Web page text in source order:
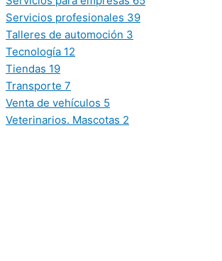
Servicios profesionales 39
Talleres de automoción 3
Tecnología 12
Tiendas 19
Transporte 7
Venta de vehículos 5
Veterinarios. Mascotas 2